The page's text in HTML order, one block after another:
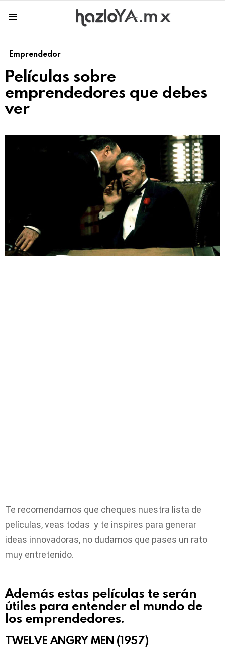
Emprendedor
Películas sobre
emprendedores que debes
ver
Te recomendamos que cheques nuestra lista de
películas, veas todas y te inspires para generar
ideas innovadoras, no dudamos que pases un rato
muy entretenido.
Además estas películas te serán
útiles para entender el mundo de
los emprendedores.
TWELVE ANGRY MEN (1957)